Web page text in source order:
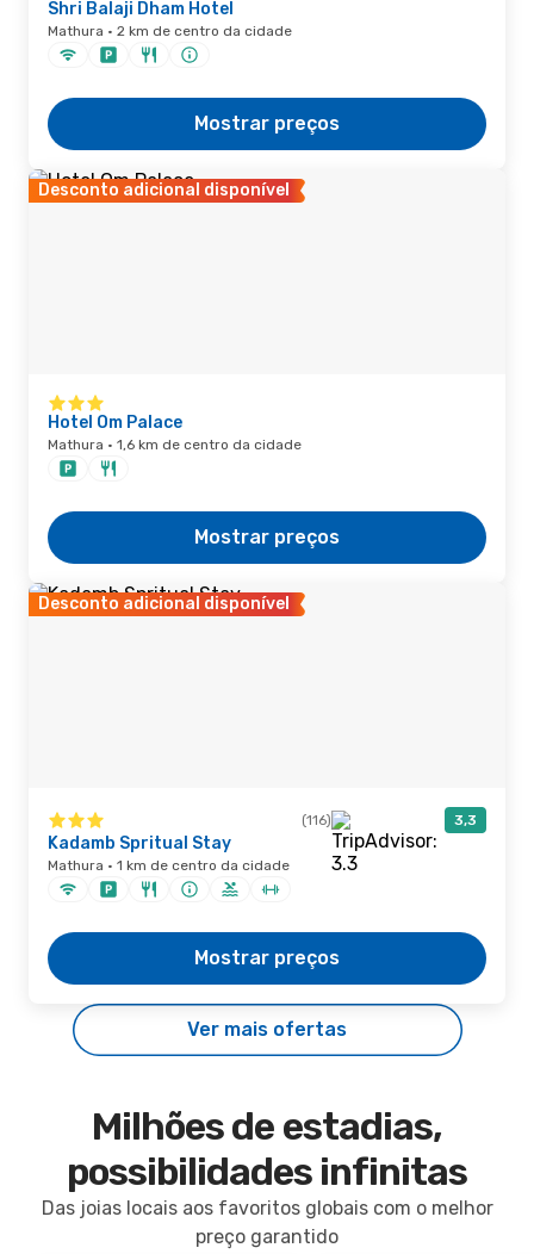
Shri Balaji Dham Hotel
Mathura · 2 km de centro da cidade
Mostrar preços
Desconto adicional disponível
Hotel Om Palace
Mathura · 1,6 km de centro da cidade
Mostrar preços
Desconto adicional disponível
(116) 3,3
Kadamb Spritual Stay
Mathura · 1 km de centro da cidade
Mostrar preços
Ver mais ofertas
Milhões de estadias,
possibilidades infinitas
Das joias locais aos favoritos globais com o melhor
preço garantido